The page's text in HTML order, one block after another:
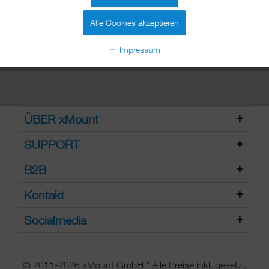
ÜBER xMount
SUPPORT
B2B
Kontakt
Socialmedia
© 2011-2026 xMount GmbH * Alle Preise inkl. gesetzl.
Alle Cookies akzeptieren
Impressum